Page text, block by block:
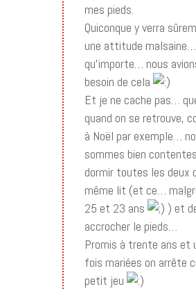
mes pieds.
Quiconque y verra
une attitude
qu’importe… nous
besoin de cela
Et je ne cache pas…
quand on se retrouve,
à Noël par exemple…
sommes bien
dormir toutes les deux
même lit (et ce…
25 et 23 ans
) et
accrocher le pieds…
Promis à trente ans et
fois mariées on arrête
petit jeu